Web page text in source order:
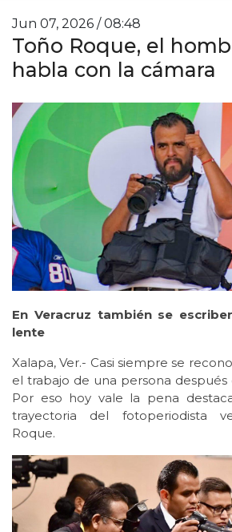
Jun 07, 2026 / 08:48
Toño Roque, el
habla con la cámara
En Veracruz también se
lente
Xalapa, Ver.- Casi siempre se
el trabajo de una persona
Por eso hoy vale la pena
trayectoria del fotoperiodista
Roque.